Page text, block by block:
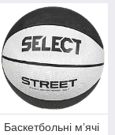
Баскетбольні мʼячі